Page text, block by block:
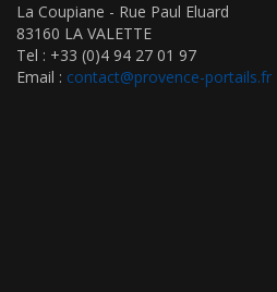
La Coupiane - Rue Paul Eluard
83160 LA VALETTE
Tel : +33 (0)4 94 27 01 97
Email : contact@provence-portails.fr